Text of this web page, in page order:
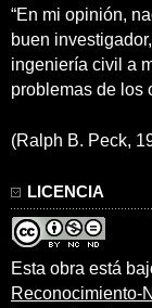
“En mi opinión,
buen
ingeniería civil a
problemas de los
(Ralph B. Peck,
LICENCIA
Esta obra está
Reconocimiento-